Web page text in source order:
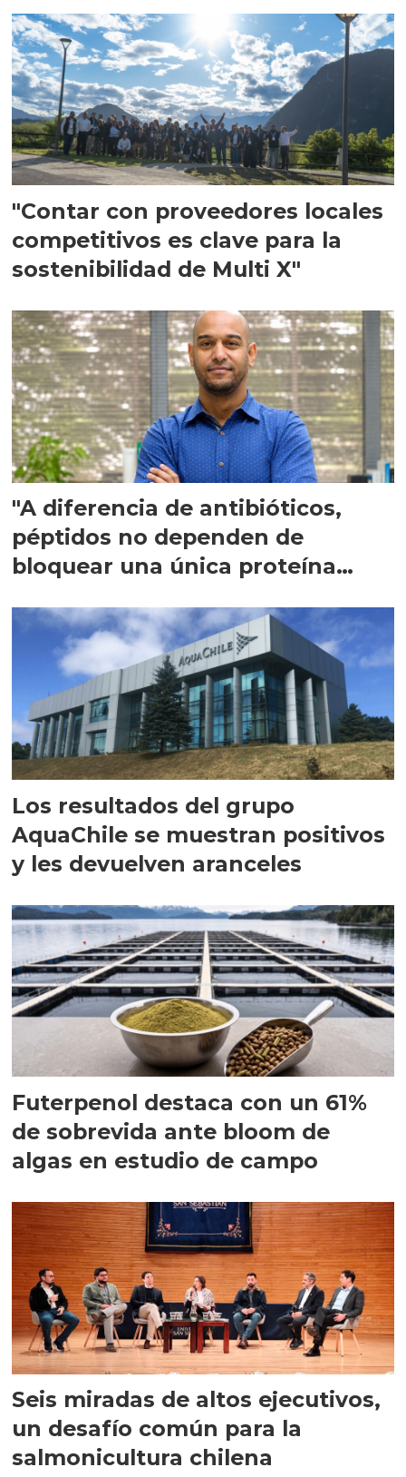
"Contar con proveedores locales
competitivos es clave para la
sostenibilidad de Multi X"
"A diferencia de antibióticos,
péptidos no dependen de
bloquear una única proteína
Los resultados del grupo
AquaChile se muestran positivos
y les devuelven aranceles
Futerpenol destaca con un 61%
de sobrevida ante bloom de
algas en estudio de campo
Seis miradas de altos ejecutivos,
un desafío común para la
salmonicultura chilena